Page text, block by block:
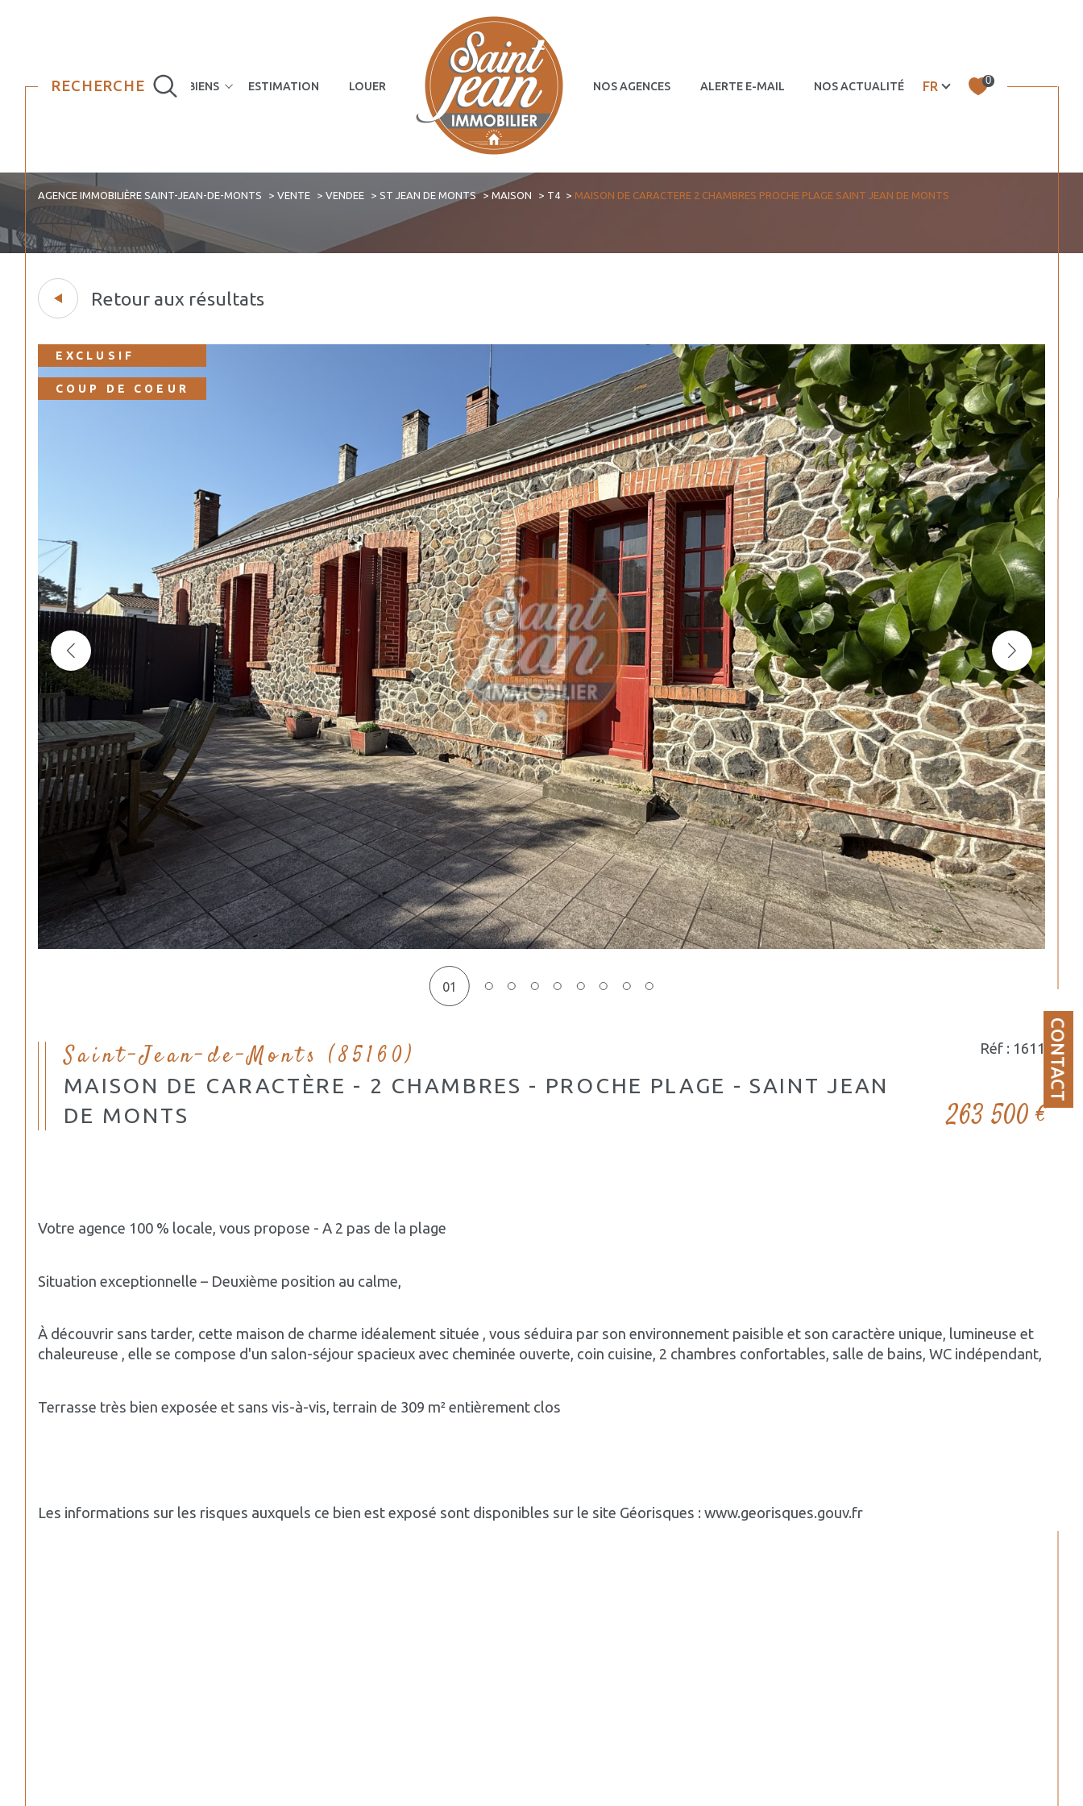
NOS BIENS
Maisons Appartements Terrains Commerces – murs Autres
ESTIMATION LOUER NOS AGENCES ALERTE E-MAIL NOS ACTUALITÉS
RECHERCHE Langue
FR 0
CONTACT
AGENCE IMMOBILIÈRE SAINT-JEAN-DE-MONTS VENTE VENDEE ST JEAN DE MONTS MAISON T4 MAISON DE CARACTERE 2 CHAMBRES PROCHE PLAGE SAINT JEAN DE MONTS
Retour aux résultats
EXCLUSIF
COUP DE COEUR
01
Saint-Jean-de-Monts (85160)
MAISON DE CARACTÈRE - 2 CHAMBRES - PROCHE PLAGE - SAINT JEAN
DE MONTS
Réf : 1611
263 500 €
Votre agence 100 % locale, vous propose - A 2 pas de la plage
Situation exceptionnelle – Deuxième position au calme,
À découvrir sans tarder, cette maison de charme idéalement située , vous séduira par son environnement paisible et son caractère unique, lumineuse et
chaleureuse , elle se compose d'un salon-séjour spacieux avec cheminée ouverte, coin cuisine, 2 chambres confortables, salle de bains, WC indépendant,
Terrasse très bien exposée et sans vis-à-vis, terrain de 309 m² entièrement clos
Les informations sur les risques auxquels ce bien est exposé sont disponibles sur le site Géorisques : www.georisques.gouv.fr